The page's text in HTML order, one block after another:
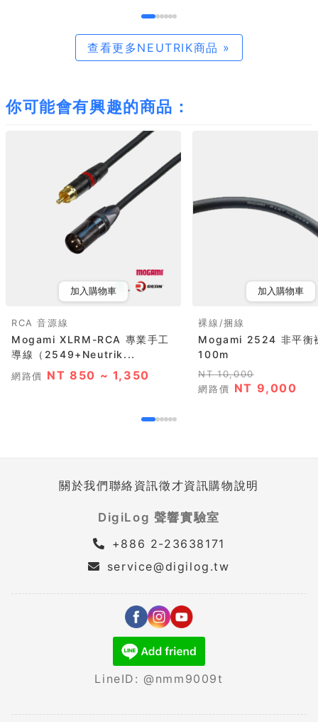
查看更多NEUTRIK商品 »
你可能會有興趣的商品：
加入購物車
RCA 音源線
Mogami XLRM-RCA 專業手工
導線（2549+Neutrik...
網路價 NT 850 ~ 1,350
加入購物車
裸線/捆線
Mogami 2524 非平衡
100m
NT 10,000
網路價 NT 9,000
關於我們聯絡資訊徵才資訊購物說明
DigiLog 聲響實驗室
+886 2-23638171
service@digilog.tw
LineID: @nmm9009t